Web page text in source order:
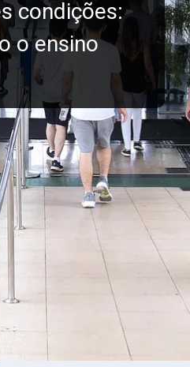
condições:
ensino